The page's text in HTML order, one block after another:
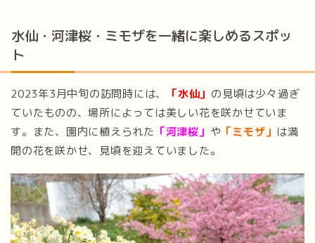
水仙・河津桜・ミモザを一緒に楽しめるスポッ
ト
2023年3月中旬の訪問時には、 「水仙」 の見頃は少々過ぎ
ていたものの、場所によっては美しい花を咲かせていま
す。また、園内に植えられた 「河津桜」 や 「ミモザ」 は満
開の花を咲かせ、見頃を迎えていました。